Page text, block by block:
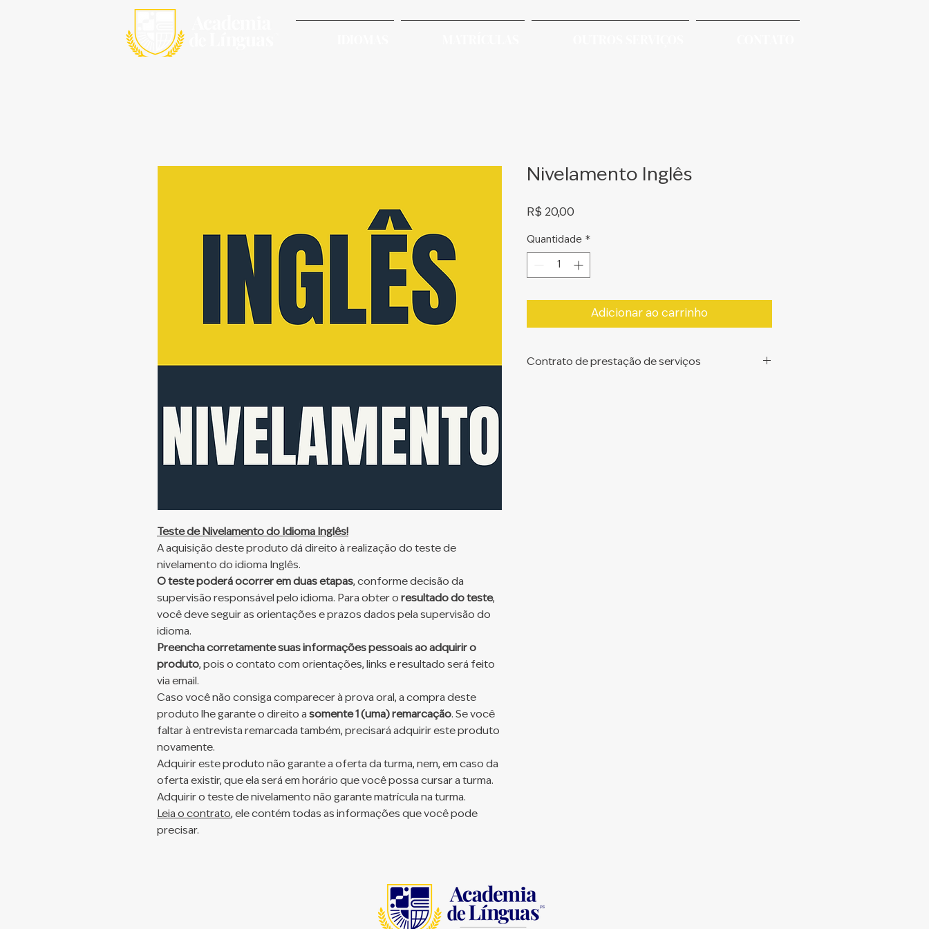
Teste de Nivelamento do Idioma Inglês!
A aquisição deste produto dá direito à realização do teste de
nivelamento do idioma Inglês.
O teste poderá ocorrer em duas etapas, conforme decisão da
supervisão responsável pelo idioma. Para obter o resultado do teste,
você deve seguir as orientações e prazos dados pela supervisão do
idioma.
Preencha corretamente suas informações pessoais ao adquirir o
produto, pois o contato com orientações, links e resultado será feito
via email.
Caso você não consiga comparecer à prova oral, a compra deste
produto lhe garante o direito a somente 1 (uma) remarcação. Se você
faltar à entrevista remarcada também, precisará adquirir este produto
novamente.
Adquirir este produto não garante a oferta da turma, nem, em caso da
oferta existir, que ela será em horário que você possa cursar a turma.
Adquirir o teste de nivelamento não garante matrícula na turma.
Leia o contrato, ele contém todas as informações que você pode
precisar.
Nivelamento Inglês
R$ 20,00
Quantidade *
Adicionar ao carrinho
Contrato de prestação de serviços